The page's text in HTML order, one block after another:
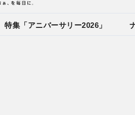
特集「アニバーサリー2026」